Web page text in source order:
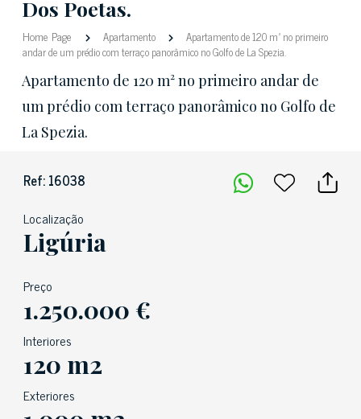
Dos Poetas.
Home Page Apartamento
Apartamento de 120 m² no primeiro
andar de um prédio com terraço panorâmico no Golfo de La Spezia.
Apartamento de 120 m² no primeiro andar de
um prédio com terraço panorâmico no Golfo de
La Spezia.
Ref: 16038
Localização
Ligúria
Preço
1.250.000 €
Interiores
120 m2
Exteriores